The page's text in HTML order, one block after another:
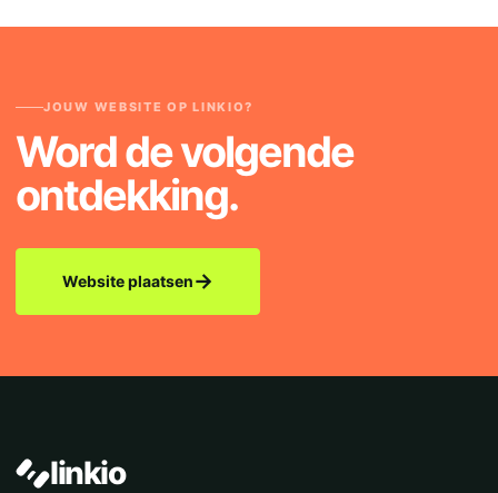
JOUW WEBSITE OP LINKIO?
Word de volgende
ontdekking.
Website plaatsen→
linkio